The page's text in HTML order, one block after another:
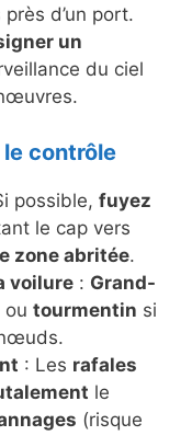
d’un port.
un
du ciel
le contrôle
possible, fuyez
le cap vers
zone abritée.
voilure : Grand-
ou tourmentin si
: Les rafales
le
(risque